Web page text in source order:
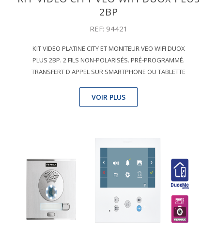
2BP
REF: 94421
KIT VIDEO PLATINE CITY ET MONITEUR VEO WIFI DUOX
PLUS 2BP. 2 FILS NON-POLARISÉS. PRÉ-PROGRAMMÉ.
TRANSFERT D'APPEL SUR SMARTPHONE OU TABLETTE
VOIR PLUS